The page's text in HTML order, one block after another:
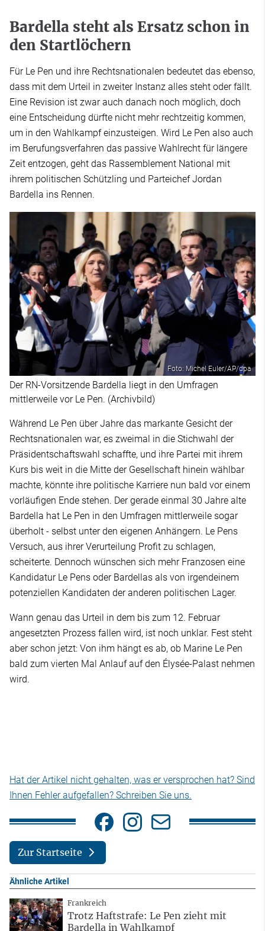
Bardella steht als Ersatz schon in
den Startlöchern
Für Le Pen und ihre Rechtsnationalen bedeutet das ebenso,
dass mit dem Urteil in zweiter Instanz alles steht oder fällt.
Eine Revision ist zwar auch danach noch möglich, doch
eine Entscheidung dürfte nicht mehr rechtzeitig kommen,
um in den Wahlkampf einzusteigen. Wird Le Pen also auch
im Berufungsverfahren das passive Wahlrecht für längere
Zeit entzogen, geht das Rassemblement National mit
ihrem politischen Schützling und Parteichef Jordan
Bardella ins Rennen.
Foto: Michel Euler/AP/dpa
Der RN-Vorsitzende Bardella liegt in den Umfragen
mittlerweile vor Le Pen. (Archivbild)
Während Le Pen über Jahre das markante Gesicht der
Rechtsnationalen war, es zweimal in die Stichwahl der
Präsidentschaftswahl schaffte, und ihre Partei mit ihrem
Kurs bis weit in die Mitte der Gesellschaft hinein wählbar
machte, könnte ihre politische Karriere nun bald vor einem
vorläufigen Ende stehen. Der gerade einmal 30 Jahre alte
Bardella hat Le Pen in den Umfragen mittlerweile sogar
überholt - selbst unter den eigenen Anhängern. Le Pens
Versuch, aus ihrer Verurteilung Profit zu schlagen,
scheiterte. Dennoch wünschen sich mehr Franzosen eine
Kandidatur Le Pens oder Bardellas als von irgendeinem
potenziellen Kandidaten der anderen politischen Lager.
Wann genau das Urteil in dem bis zum 12. Februar
angesetzten Prozess fallen wird, ist noch unklar. Fest steht
aber schon jetzt: Von ihm hängt es ab, ob Marine Le Pen
bald zum vierten Mal Anlauf auf den Élysée-Palast nehmen
wird.
Hat der Artikel nicht gehalten, was er versprochen hat? Sind
Ihnen Fehler aufgefallen? Schreiben Sie uns.
Zur Startseite
Ähnliche Artikel
Frankreich
Trotz Haftstrafe: Le Pen zieht mit
Bardella in Wahlkampf